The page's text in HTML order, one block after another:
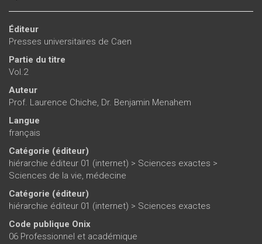
Éditeur
Presses universitaires de Caen
Partie du titre
Vol.2
Auteur
Prof. Laurence Chiche Dr. Benjamin Menahem
Langue
français
Catégorie (éditeur)
hiérarchie éditeur 01 (internet) > Sciences exactes >
Sciences de la vie, médecine
Catégorie (éditeur)
hiérarchie éditeur 01 (internet) > Sciences exactes
Code publique Onix
06 Professionnel et académique